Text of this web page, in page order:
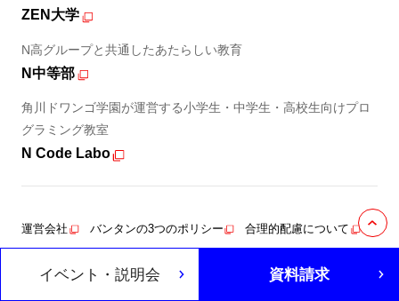
ZEN大学
N高グループと共通したあたらしい教育
N中等部
角川ドワンゴ学園が運営する小学生・中学生・高校生向けプロ
グラミング教室
N Code Labo
運営会社 バンタンの3つのポリシー 合理的配慮について
イベント・説明会 資料請求